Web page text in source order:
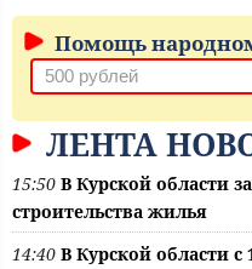
Помощь
ЛЕНТА
15:50 В Курской области
строительства жилья
14:40 В Курской области